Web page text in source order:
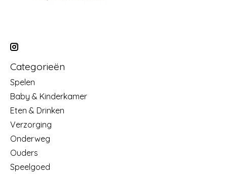
Categorieën
Spelen
Baby & Kinderkamer
Eten & Drinken
Verzorging
Onderweg
Ouders
Speelgoed